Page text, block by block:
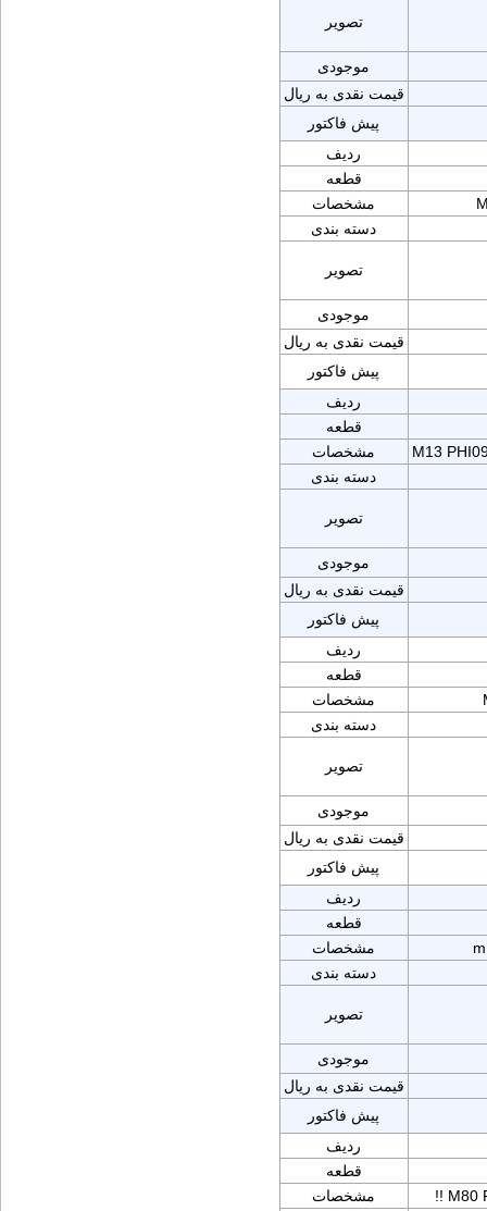
تصویر
موجودی
قیمت نقدی به ریال
پیش فاکتور
ردیف
قطعه
مشخصات
دسته بندی
تصویر
موجودی
قیمت نقدی به ریال
پیش فاکتور
ردیف
قطعه
مشخصات
M13
دسته بندی
تصویر
موجودی
قیمت نقدی به ریال
پیش فاکتور
ردیف
قطعه
مشخصات
دسته بندی
تصویر
موجودی
قیمت نقدی به ریال
پیش فاکتور
ردیف
قطعه
مشخصات
دسته بندی
تصویر
موجودی
قیمت نقدی به ریال
پیش فاکتور
ردیف
قطعه
مشخصات
!! M80